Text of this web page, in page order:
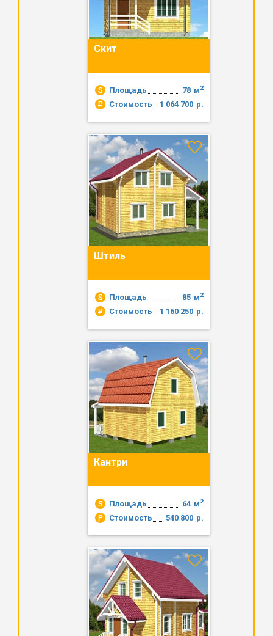
Скит
Площадь м2
78
Стоимость
р.
1 064 700
Штиль
Площадь м2
85
Стоимость
р.
1 160 250
Кантри
Площадь м2
64
Стоимость
р.
540 800